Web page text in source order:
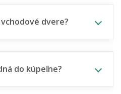
dvere?
do kúpeľne?